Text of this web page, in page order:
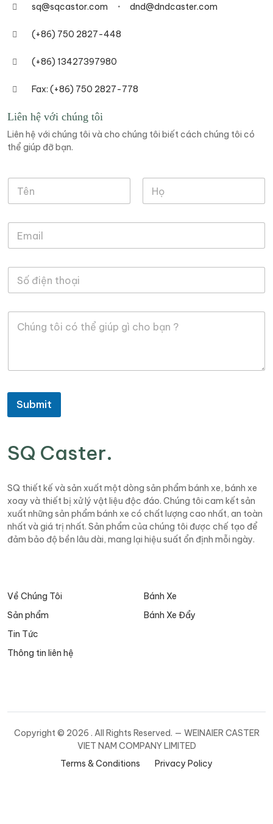
sq@sqcastor.com dnd@dndcaster.com
(+86) 750 2827-448
(+86) 13427397980
Fax: (+86) 750 2827-778
Liên hệ với chúng tôi
Liên hệ với chúng tôi và cho chúng tôi biết cách chúng tôi có
thể giúp đỡ bạn.
à
H
v
n
*
E
a
S
đ
L
ắ
Submit
SQ Caster.
SQ thiết kế và sản xuất một dòng sản phẩm bánh xe, bánh xe
xoay và thiết bị xử lý vật liệu độc đáo. Chúng tôi cam kết sản
xuất những sản phẩm bánh xe có chất lượng cao nhất, an toàn
nhất và giá trị nhất. Sản phẩm của chúng tôi được chế tạo để
đảm bảo độ bền lâu dài, mang lại hiệu suất ổn định mỗi ngày.
Về Chúng Tôi
Sản phẩm
Tin Tức
Thông tin liên hệ
Bánh Xe
Bánh Xe Đẩy
Copyright © 2026 . All Rights Reserved. — WEINAIER CASTER
VIET NAM COMPANY LIMITED
Terms & Conditions
Privacy Policy